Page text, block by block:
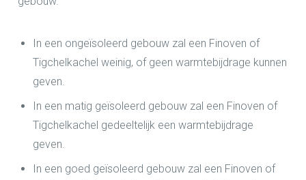
In een ongeïsoleerd gebouw zal een Finoven of
Tigchelkachel weinig, of geen warmtebijdrage kunnen
geven.
In een matig geïsoleerd gebouw zal een Finoven of
Tigchelkachel gedeeltelijk een warmtebijdrage
geven.
In een goed geïsoleerd gebouw zal een Finoven of